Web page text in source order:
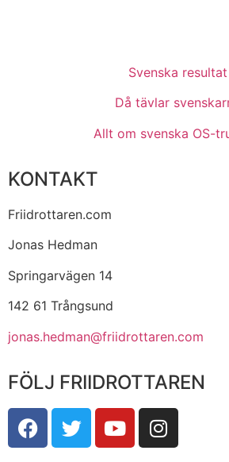
Svenska resultat
Då tävlar
Allt om svenska OS-
KONTAKT
Friidrottaren.com
Jonas Hedman
Springarvägen 14
142 61 Trångsund
jonas.hedman@friidrottaren.com
FÖLJ FRIIDROTTAREN